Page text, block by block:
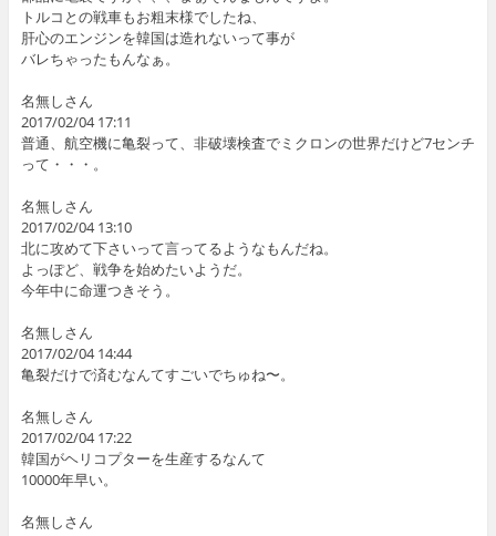
トルコとの戦車もお粗末様でしたね、
肝心のエンジンを韓国は造れないって事が
バレちゃったもんなぁ。
名無しさん
2017/02/04 17:11
普通、航空機に亀裂って、非破壊検査でミクロンの世界だけど7センチ
って・・・。
名無しさん
2017/02/04 13:10
北に攻めて下さいって言ってるようなもんだね。
よっぽど、戦争を始めたいようだ。
今年中に命運つきそう。
名無しさん
2017/02/04 14:44
亀裂だけで済むなんてすごいでちゅね〜。
名無しさん
2017/02/04 17:22
韓国がヘリコプターを生産するなんて
10000年早い。
名無しさん